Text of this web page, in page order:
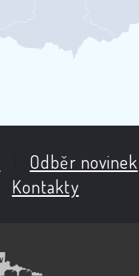
Odběr novinek
Kontakty